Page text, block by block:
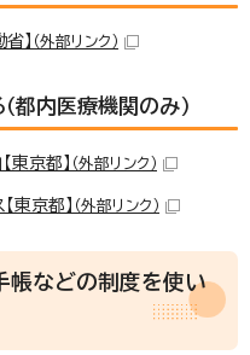
】 （外部リンク）
都内医療機関のみ）
東京都】 （外部リンク）
東京都】 （外部リンク）
帳などの制度を使い